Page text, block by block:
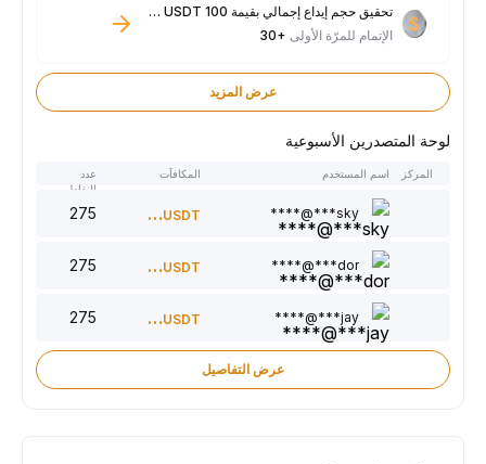
تحقيق حجم إيداع إجمالي بقيمة 100 USDT فأكثر
الإتمام للمرّة الأولى+30
عرض المزيد
لوحة المتصدرين الأسبوعية
المركز اسم المستخدم المكافآت
النقاط
sky***@****
300USDT
dor***@****
220USDT
jay***@****
150USDT
عرض التفاصيل